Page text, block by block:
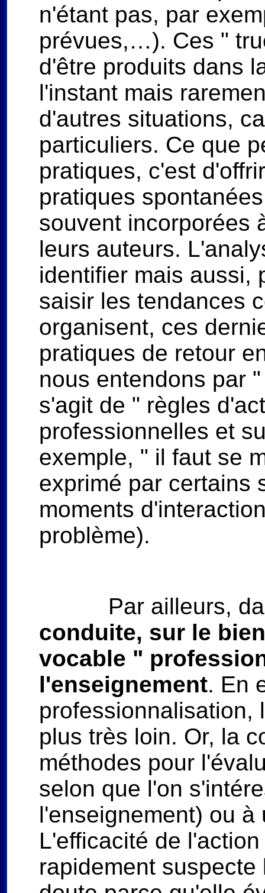
n'étant pas, par
prévues,…). Ces "
d'être produits dans
l'instant mais
d'autres situations,
particuliers. Ce que
pratiques, c'est
pratiques
souvent incorporées
leurs auteurs.
identifier mais aussi,
saisir les tendances
organisent, ces
pratiques de retour
nous entendons par
s'agit de " règles
professionnelles et
exemple, " il faut se
exprimé par certains
moments
problème).
Par ailleurs,
conduite, sur le
vocable "
l'enseignement. En
professionnalisation,
plus très loin. Or, la
méthodes pour
selon que l'on
l'enseignement) ou
L'efficacité de
rapidement